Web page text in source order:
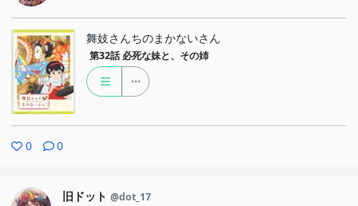
舞妓さんちのまかないさん
第32話 必死な妹と、その姉
0 0
旧ドット @dot_17